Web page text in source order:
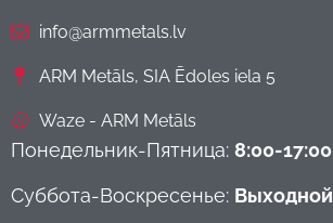
info@armmetals.lv
ARM Metāls, SIA Ēdoles iela 5
Waze - ARM Metāls
Понедельник-Пятница: 8:00-17:00
Суббота-Воскресенье: Выходной